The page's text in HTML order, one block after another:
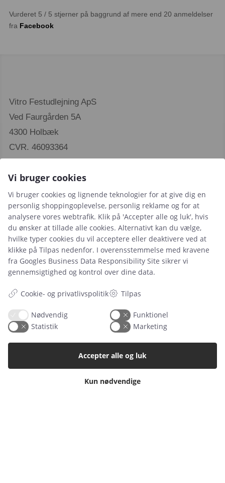
Vurderet 5 / 5 stjerner på baggrund af mere end 20 anmeldelser
fra Facebook
Vitro Festudlejning ApS
Ved Faurgården 5A
4300 Holbæk
CVR. 46093364
Leje- og købsbetingelser
Cookie- og privatlivspolitik
Typiske spørgsmål
Inspiration
Manualer
Samarbejdspartnere
Referencer
59 43 11 32
vitro@vitroudlejning.dk
Vi bruger cookies
Vi bruger cookies og lignende teknologier for at give dig en
personlig shoppingoplevelse, personlig reklame og for at
analysere vores webtrafik. Klik på 'Accepter alle og luk', hvis
du ønsker at tillade alle cookies. Alternativt kan du vælge,
hvilke typer cookies du vil acceptere eller deaktivere ved at
klikke på Tilpas nedenfor. I overensstemmelse med kravene
fra Googles Business Data Responsibility Site sikrer vi
gennemsigtighed og kontrol over dine data.
Cookie- og privatlivspolitik Tilpas
Nødvendig
Funktionel
Statistik
Marketing
Kun nødvendige
Accepter alle og luk